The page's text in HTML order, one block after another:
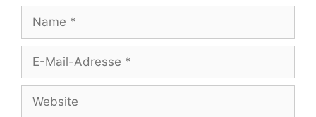
Name
Adresse
Website